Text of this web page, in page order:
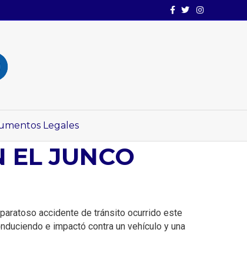
Facebook
TwitterInstagram
Legales
EL JUNCO
accidente de tránsito ocurrido este
e impactó contra un vehículo y una